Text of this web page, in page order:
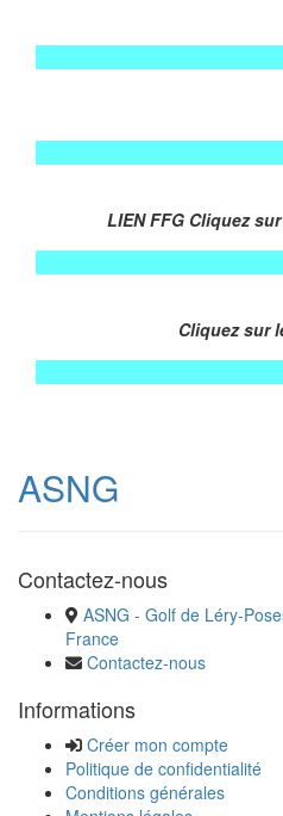
LIEN FFG Cliquez sur
Cliquez sur le
ASNG
Contactez-nous
ASNG - Golf de Léry-
France
Contactez-nous
Informations
Créer mon compte
Politique de confidentialité
Conditions générales